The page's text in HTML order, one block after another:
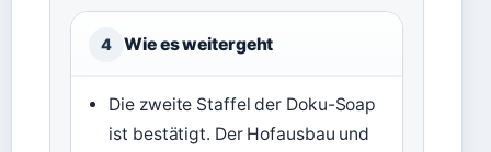
4 Wie es weitergeht
Die zweite Staffel der Doku-Soap
ist bestätigt. Der Hofausbau und